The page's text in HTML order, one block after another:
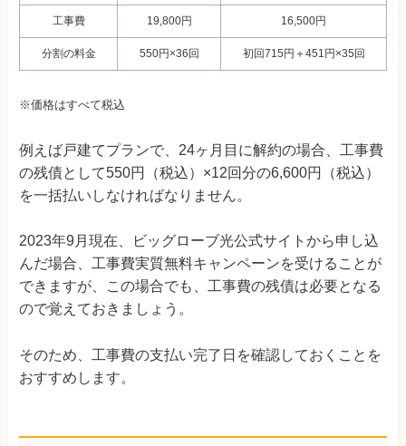
工事費 19,800円 16,500円
分割の料金 550円×36回 初回715円＋451円×35回
※価格はすべて税込
例えば戸建てプランで、24ヶ月目に解約の場合、工事費
の残債として550円（税込）×12回分の6,600円（税込）
を一括払いしなければなりません。
2023年9月現在、ビッグローブ光公式サイトから申し込
んだ場合、工事費実質無料キャンペーンを受けることが
できますが、この場合でも、工事費の残債は必要となる
ので覚えておきましょう。
そのため、工事費の支払い完了日を確認しておくことを
おすすめします。